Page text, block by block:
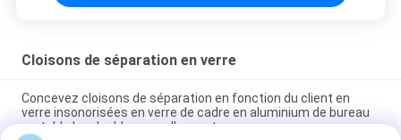
Cloisons de séparation en verre
Concevez cloisons de séparation en fonction du client en
verre insonorisées en verre de cadre en aluminium de bureau
portable les doubles avec l'auvent